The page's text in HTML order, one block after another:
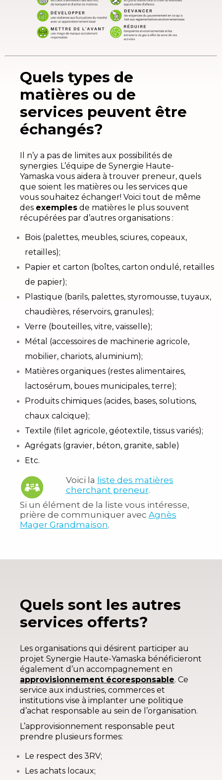
Quels types de
matières ou de
services peuvent être
échangés?
Il n’y a pas de limites aux possibilités de
synergies. L’équipe de Synergie Haute-
Yamaska vous aidera à trouver preneur, quels
que soient les matières ou les services que
vous souhaitez échanger! Voici tout de même
des exemples de matières le plus souvent
récupérées par d’autres organisations :
Bois (palettes, meubles, sciures, copeaux,
retailles);
Papier et carton (boîtes, carton ondulé, retailles
de papier);
Plastique (barils, palettes, styromousse, tuyaux,
chaudières, réservoirs, granules);
Verre (bouteilles, vitre, vaisselle);
Métal (accessoires de machinerie agricole,
mobilier, chariots, aluminium);
Matières organiques (restes alimentaires,
lactosérum, boues municipales, terre);
Produits chimiques (acides, bases, solutions,
chaux calcique);
Textile (filet agricole, géotextile, tissus variés);
Agrégats (gravier, béton, granite, sable)
Etc.
Voici la liste des matières
cherchant preneur.
Si un élément de la liste vous intéresse,
prière de communiquer avec Agnès
Mager Grandmaison.
Quels sont les autres
services offerts?
Les organisations qui désirent participer au
projet Synergie Haute-Yamaska bénéficieront
également d’un accompagnement en
approvisionnement écoresponsable. Ce
service aux industries, commerces et
institutions vise à implanter une politique
d’achat responsable au sein de l’organisation.
L’approvisionnement responsable peut
prendre plusieurs formes:
Le respect des 3RV;
Les achats locaux;